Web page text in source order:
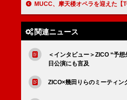
MUCC、摩天楼オペラを迎えた【TOUR 2025「Love
関連ニュース
＜インタビュー＞ZICO “予
日公演にも言及
ZICO×幾田りらのミーティン